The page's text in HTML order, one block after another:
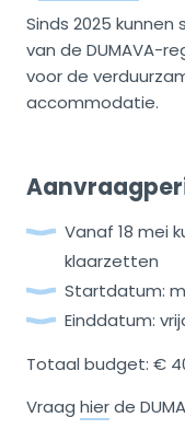
Sinds 2025
van de DUMAVA-
voor de
accommodatie.
Vanaf 18 mei
klaarzetten
Startdatum:
Einddatum:
Totaal budget: €
Vraag hierde